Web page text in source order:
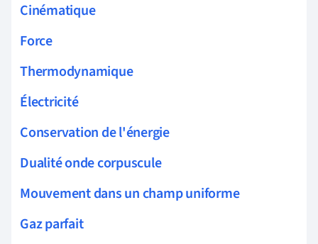
Cinématique
Force
Thermodynamique
Électricité
Conservation de l'énergie
Dualité onde corpuscule
Mouvement dans un champ uniforme
Gaz parfait